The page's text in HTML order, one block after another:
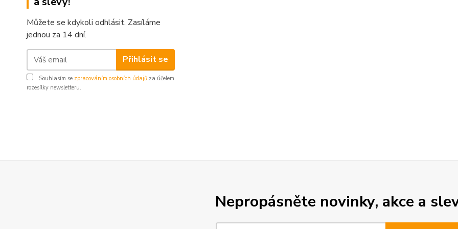
Můžete se kdykoli odhlásit. Zasíláme
jednou za 14 dní.
Přihlásit se
Souhlasím se zpracováním osobních údajů za účelem
rozesílky newsletteru.
Nepropásněte novinky, akce a